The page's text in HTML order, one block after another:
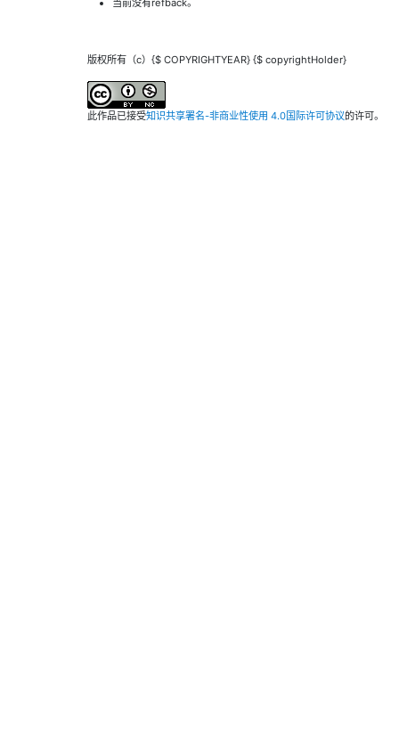
当前没有refback。
版权所有（c）{$ COPYRIGHTYEAR} {$ copyrightHolder}
此作品已接受知识共享署名-非商业性使用 4.0国际许可协议的许可。